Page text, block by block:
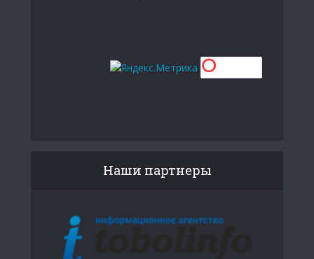
Наши партнеры